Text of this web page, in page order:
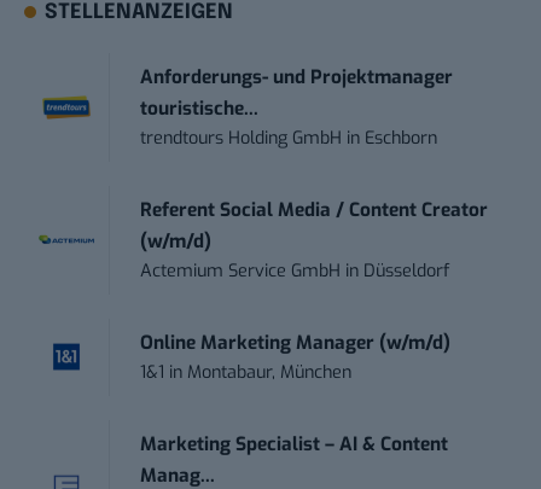
STELLENANZEIGEN
Anforderungs- und Projektmanager
touristische...
trendtours Holding GmbH in Eschborn
Referent Social Media / Content Creator
(w/m/d)
Actemium Service GmbH in Düsseldorf
Online Marketing Manager (w/m/d)
1&1 in Montabaur, München
Marketing Specialist – AI & Content
Manag...